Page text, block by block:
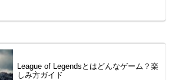
League of Legendsとはどんなゲーム？楽
しみ方ガイド